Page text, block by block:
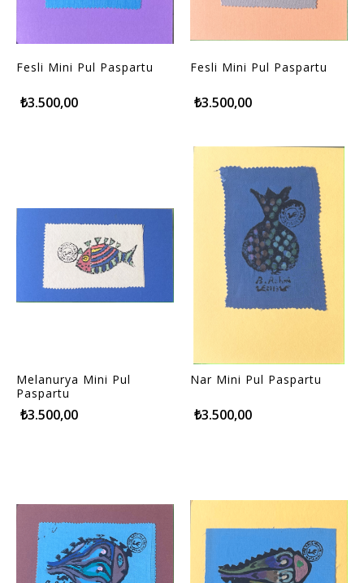
Fesli Mini Pul Paspartu
₺3.500,00
Fesli Mini Pul Paspartu
₺3.500,00
Melanurya Mini Pul
Paspartu
₺3.500,00
Nar Mini Pul Paspartu
₺3.500,00